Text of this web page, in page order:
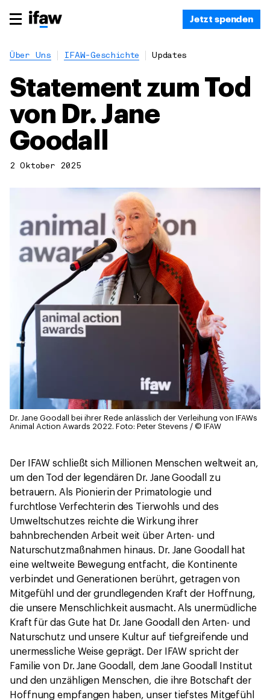
Jetzt spenden
Über Uns IFAW-Geschichte Updates
Statement zum Tod
von Dr. Jane
Goodall
2 Oktober 2025
Dr. Jane Goodall bei ihrer Rede anlässlich der Verleihung von IFAWs
Animal Action Awards 2022. Foto: Peter Stevens / © IFAW
Der IFAW schließt sich Millionen Menschen weltweit an,
um den Tod der legendären Dr. Jane Goodall zu
betrauern. Als Pionierin der Primatologie und
furchtlose Verfechterin des Tierwohls und des
Umweltschutzes reichte die Wirkung ihrer
bahnbrechenden Arbeit weit über Arten- und
Naturschutzmaßnahmen hinaus. Dr. Jane Goodall hat
eine weltweite Bewegung entfacht, die Kontinente
verbindet und Generationen berührt, getragen von
Mitgefühl und der grundlegenden Kraft der Hoffnung,
die unsere Menschlichkeit ausmacht. Als unermüdliche
Kraft für das Gute hat Dr. Jane Goodall den Arten- und
Naturschutz und unsere Kultur auf tiefgreifende und
unermessliche Weise geprägt. Der IFAW spricht der
Familie von Dr. Jane Goodall, dem Jane Goodall Institut
und den unzähligen Menschen, die ihre Botschaft der
Hoffnung empfangen haben, unser tiefstes Mitgefühl